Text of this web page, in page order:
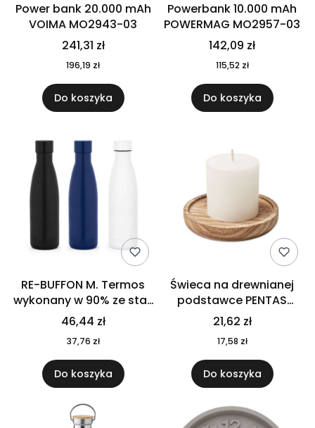
Power bank 20.000 mAh
VOIMA MO2943-03
241,31 zł
196,19 zł
Do koszyka
Powerbank 10.000 mAh
POWERMAG MO2957-03
142,09 zł
115,52 zł
Do koszyka
RE-BUFFON M. Termos
wykonany w 90% ze stali
nierdzewnej
pochodzącej z
recyklingu 520 ml 94294
46,44 zł
37,76 zł
Do koszyka
Świeca na drewnianej
podstawce PENTAS
MO6282-40
21,62 zł
17,58 zł
Do koszyka